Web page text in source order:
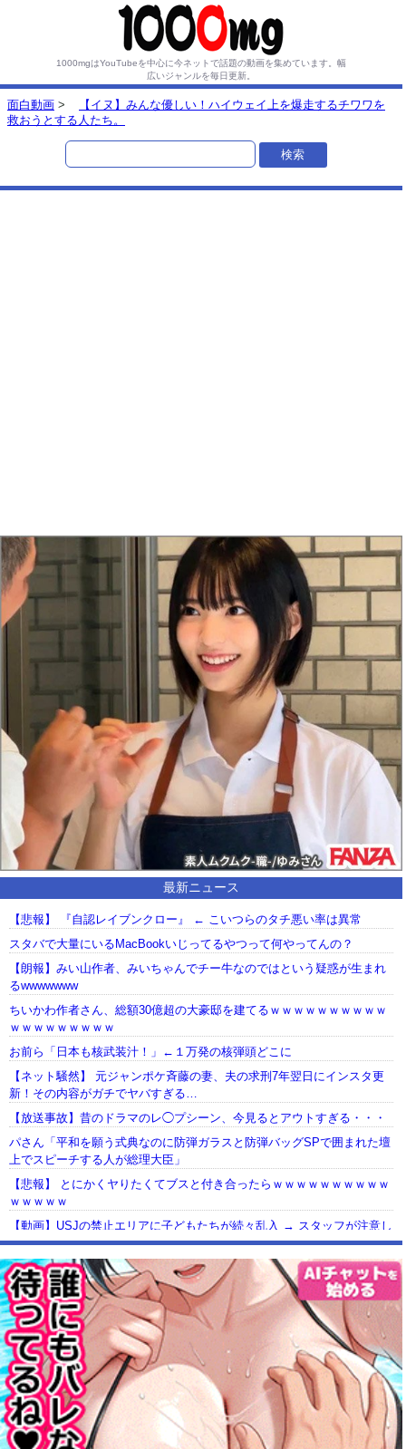
1000mgはYouTubeを中心に今ネットで話題の動画を集めています。 幅
広いジャンルを毎日更新。
面白動画 >
【イヌ】みんな優しい！ハイウェイ上を爆走するチワワを
救おうとする人たち。
最新ニュース
【悲報】 『自認レイブンクロー』 ← こいつらのタチ悪い率は異常
スタバで大量にいるMacBookいじってるやつって何やってんの？
【朗報】みい山作者、みいちゃんでチー牛なのではという疑惑が生まれ
るwwwwwww
ちいかわ作者さん、総額30億超の大豪邸を建てるｗｗｗｗｗｗｗｗｗｗ
ｗｗｗｗｗｗｗｗｗ
お前ら「日本も核武装汁！」←１万発の核弾頭どこに
【ネット騒然】 元ジャンポケ斉藤の妻、夫の求刑7年翌日にインスタ更
新！その内容がガチでヤバすぎる…
【放送事故】昔のドラマのレ◯プシーン、今見るとアウトすぎる・・・
パさん「平和を願う式典なのに防弾ガラスと防弾バッグSPで囲まれた壇
上でスピーチする人が総理大臣」
【悲報】 とにかくヤりたくてブスと付き合ったらｗｗｗｗｗｗｗｗｗｗ
ｗｗｗｗｗ
【動画】USJの禁止エリアに子どもたちが続々乱入 → スタッフが注意し
ても止まらない事態に
Powered by livedoor 相互RSS